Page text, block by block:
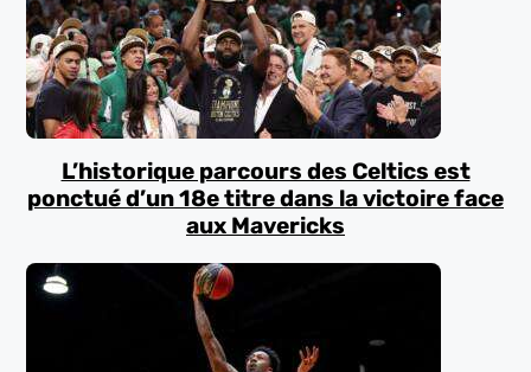
L’historique parcours des Celtics est
ponctué d’un 18e titre dans la victoire face
aux Mavericks